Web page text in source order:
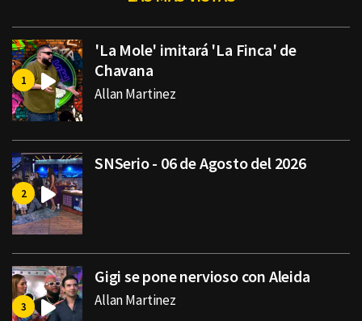
'La Mole' imitará 'La Finca' de
Chavana
Allan Martinez
SNSerio - 06 de Agosto del 2026
Gigi se pone nervioso con Aleida
Allan Martinez